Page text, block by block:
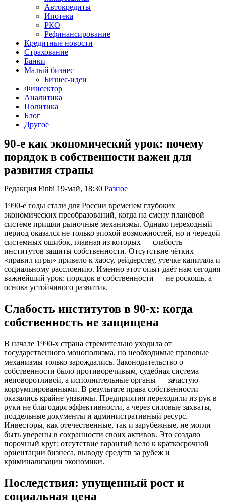
Автокредиты
Ипотека
РКО
Рефинансирование
Кредитные новости
Страхование
Банки
Малый бизнес
Бизнес-идеи
Финсектор
Аналитика
Политика
Блог
Другое
90-е как экономический урок: почему
порядок в собственности важен для
развития страны
Редакция Finbi 19-май, 18:30 Разное
1990-е годы стали для России временем глубоких
экономических преобразований, когда на смену плановой
системе пришли рыночные механизмы. Однако переходный
период оказался не только эпохой возможностей, но и чередой
системных ошибок, главная из которых — слабость
институтов защиты собственности. Отсутствие чётких
«правил игры» привело к хаосу, рейдерству, утечке капитала и
социальному расслоению. Именно этот опыт даёт нам сегодня
важнейший урок: порядок в собственности — не роскошь, а
основа устойчивого развития.
Слабость институтов в 90-х: когда
собственность не защищена
В начале 1990-х страна стремительно уходила от
государственного монополизма, но необходимые правовые
механизмы только зарождались. Законодательство о
собственности было противоречивым, судебная система —
неповоротливой, а исполнительные органы — зачастую
коррумпированными. В результате права собственности
оказались крайне уязвимы. Предприятия переходили из рук в
руки не благодаря эффективности, а через силовые захваты,
поддельные документы и административный ресурс.
Инвесторы, как отечественные, так и зарубежные, не могли
быть уверены в сохранности своих активов. Это создало
порочный круг: отсутствие гарантий вело к краткосрочной
ориентации бизнеса, выводу средств за рубеж и
криминализации экономики.
Последствия: упущенный рост и
социальная цена